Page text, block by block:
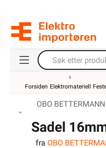
Forsiden Elektromateriell
OBO
Sadel
fra OBO